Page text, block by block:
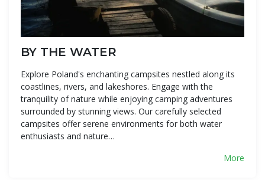
BY THE WATER
Explore Poland's enchanting campsites nestled along its
coastlines, rivers, and lakeshores. Engage with the
tranquility of nature while enjoying camping adventures
surrounded by stunning views. Our carefully selected
campsites offer serene environments for both water
enthusiasts and nature…
More